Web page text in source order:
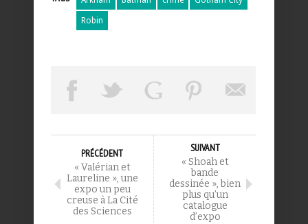
Robin
PRÉCÉDENT
« Valérian et
Laureline », une
expo un peu
creuse à La Cité
des Sciences
SUIVANT
« Shoah et
bande
dessinée », bien
plus qu’un
catalogue
d’expo